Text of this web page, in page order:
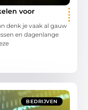
voor
denk je vaak al gauw
en dagenlange
BEDRIJVEN